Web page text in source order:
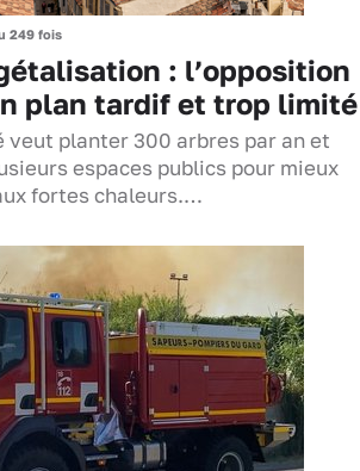
249 fois
: l’opposition
plan tardif et trop limité
veut planter 300 arbres par an et
espaces publics pour mieux
fortes chaleurs.…